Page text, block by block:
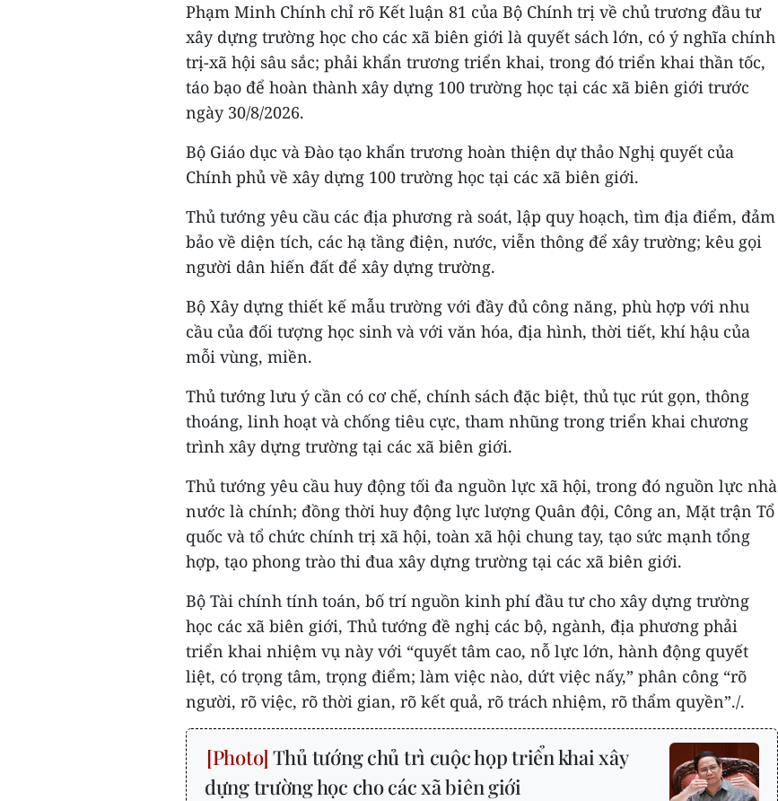
Phạm Minh Chính chỉ rõ Kết luận 81 của Bộ Chính trị về chủ trương đầu tư
xây dựng trường học cho các xã biên giới là quyết sách lớn, có ý nghĩa chính
trị-xã hội sâu sắc; phải khẩn trương triển khai, trong đó triển khai thần tốc,
táo bạo để hoàn thành xây dựng 100 trường học tại các xã biên giới trước
ngày 30/8/2026.
Bộ Giáo dục và Đào tạo khẩn trương hoàn thiện dự thảo Nghị quyết của
Chính phủ về xây dựng 100 trường học tại các xã biên giới.
Thủ tướng yêu cầu các địa phương rà soát, lập quy hoạch, tìm địa điểm, đảm
bảo về diện tích, các hạ tầng điện, nước, viễn thông để xây trường; kêu gọi
người dân hiến đất để xây dựng trường.
Bộ Xây dựng thiết kế mẫu trường với đầy đủ công năng, phù hợp với nhu
cầu của đối tượng học sinh và với văn hóa, địa hình, thời tiết, khí hậu của
mỗi vùng, miền.
Thủ tướng lưu ý cần có cơ chế, chính sách đặc biệt, thủ tục rút gọn, thông
thoáng, linh hoạt và chống tiêu cực, tham nhũng trong triển khai chương
trình xây dựng trường tại các xã biên giới.
Thủ tướng yêu cầu huy động tối đa nguồn lực xã hội, trong đó nguồn lực nhà
nước là chính; đồng thời huy động lực lượng Quân đội, Công an, Mặt trận Tổ
quốc và tổ chức chính trị xã hội, toàn xã hội chung tay, tạo sức mạnh tổng
hợp, tạo phong trào thi đua xây dựng trường tại các xã biên giới.
Bộ Tài chính tính toán, bố trí nguồn kinh phí đầu tư cho xây dựng trường
học các xã biên giới, Thủ tướng đề nghị các bộ, ngành, địa phương phải
triển khai nhiệm vụ này với “quyết tâm cao, nỗ lực lớn, hành động quyết
liệt, có trọng tâm, trọng điểm; làm việc nào, dứt việc nấy,” phân công “rõ
người, rõ việc, rõ thời gian, rõ kết quả, rõ trách nhiệm, rõ thẩm quyền”./.
Thủ tướng chủ trì cuộc họp triển khai xây
dựng trường học cho các xã biên giới